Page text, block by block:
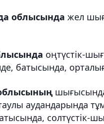
облысында жел
оңтүстік-
батысында,
аудандарында
солтүстік-